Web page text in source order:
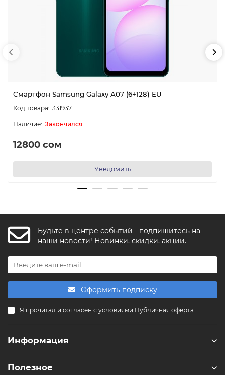
Смартфон Samsung Galaxy A07 (6+128) EU
331937
Закончился
12800 сом
Уведомить
Будьте в центре событий - подпишитесь на
наши новости! Новинки, скидки, акции.
Оформить подписку
Я прочитал и согласен с условиями Публичная оферта
Информация
Полезное
F FishkaAI
Обычно отвечаем за минуту
Чем можем помочь?